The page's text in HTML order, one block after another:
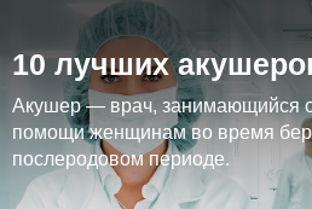
10 лучших
Акушер — врач, занимающийся
помощи женщинам во время
послеродовом периоде.